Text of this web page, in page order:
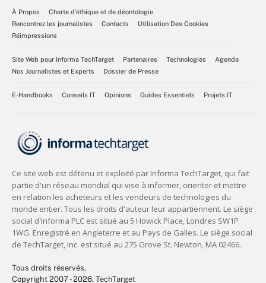
À Propos
Charte d’éthique et de déontologie
Rencontrez les journalistes
Contacts
Utilisation Des Cookies
Réimpressions
Site Web pour Informa TechTarget Partenaires Technologies
Agenda
Nos Journalistes et Experts
Dossier de Presse
E-Handbooks Conseils IT Opinions Guides Essentiels Projets IT
Tous droits réservés,
Copyright 2007 - 2026, TechTarget